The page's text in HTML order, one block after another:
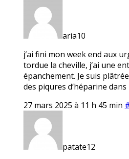
aria10
j’ai fini mon week end aux
tordue la cheville, j’ai une
épanchement. Je suis
des piqures d’héparine
27 mars 2025 à 11 h 45 min
patate12